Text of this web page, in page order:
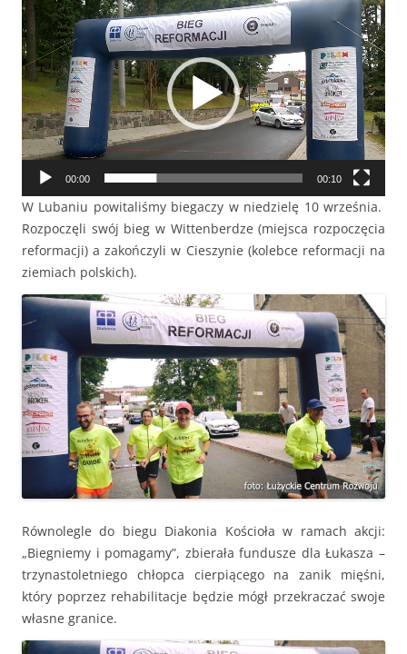
video
00:00 00:10
W Lubaniu powitaliśmy biegaczy w niedzielę 10 września.
Rozpoczęli swój bieg w Wittenberdze (miejsca rozpoczęcia
reformacji) a zakończyli w Cieszynie (kolebce reformacji na
ziemiach polskich).
Równolegle do biegu Diakonia Kościoła w ramach akcji:
„Biegniemy i pomagamy”, zbierała fundusze dla Łukasza –
trzynastoletniego chłopca cierpiącego na zanik mięśni,
który poprzez rehabilitacje będzie mógł przekraczać swoje
własne granice.